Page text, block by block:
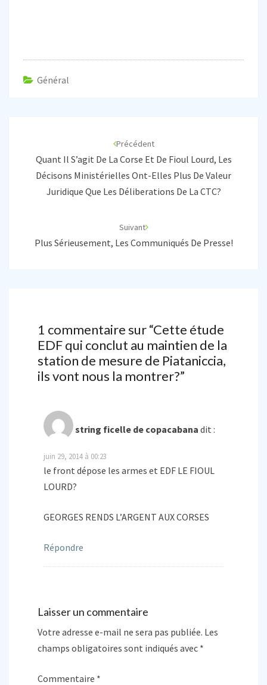
Général
Précédent
Quant Il S’agit De La Corse Et De Fioul Lourd, Les
Décisons Ministérielles Ont-Elles Plus De Valeur
Juridique Que Les Déliberations De La CTC?
Suivant
Plus Sérieusement, Les Communiqués De Presse!
1 commentaire sur “Cette étude
EDF qui conclut au maintien de la
station de mesure de Piataniccia,
ils vont nous la montrer?”
string ficelle de copacabana dit :
juin 29, 2014 à 00:23
le front dépose les armes et EDF LE FIOUL
LOURD?
GEORGES RENDS L’ARGENT AUX CORSES
Répondre
Laisser un commentaire
Votre adresse e-mail ne sera pas publiée. Les
champs obligatoires sont indiqués avec *
Commentaire *